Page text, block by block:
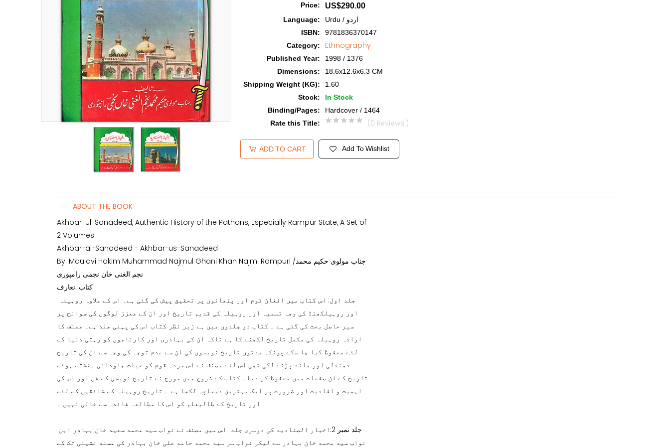
Price: US$290.00
Language:
Urdu / اردو
ISBN:
9781836370147
Category: Ethnography
Published Year:
1998 / 1376
Dimensions:
18.6x12.6x6.3 CM
Shipping Weight (KG):
1.60
Stock:
In Stock
Binding/Pages:
Hardcover / 1464
Rate this Title: (0 Reviews )
ADD TO CART Add To Wishlist
ABOUT THE BOOK
Akhbar-Ul-Sanadeed, Authentic History of the Pathans, Especially Rampur State, A Set of
2 Volumes
Akhbar-al-Sanadeed - Akhbar-us-Sanadeed
By: Maulavi Hakim Muhammad Najmul Ghani Khan Najmi Rampuri /جناب مولوی حکیم محمد
نجم الغنی خان نجمی رامپوری
کتاب: تعارف
اور روہیلکھنڈ کی وجہ تسمیہ اور روہیلہ کی قدیم تاریخ اور ان کے معزز لوگوں کی سوانح پر
سیر حاصل بحث کی گئی ہے ۔ کتاب دو جلدوں میں ہے زیر نظر کتاب اس کی پہلی جلد ہے۔ مصنف کا
ارادہ روہیلہ کی مکمل تاریخ لکھنے کا ہے تاکہ ان کی بہادری اور کارناموں کو رہتی دنیا کے
لئے محفوظ کیا جا سکے چونکہ مدتوں تاریخ نویسوں کی ان سے عدم توجہ کی وجہ سے ان کی تاریخ
دھندلی اور ماند پڑنے لگی تھی اس لئے مصنف نے اس مردہ قوم کو حیات جاودانی بخشتے ہوئے
تاریخ کے ان صفحات میں محفوظ کر دیا۔ کتاب کے شروع میں مورخ نے تاریخ نویسی کے فن اور اس کی
اہمیت و افادیت اور ضرورت پر ایک بہترین دیباچہ لکھا ہے ۔ تاریخ روہیلہ کے شائقین کے لئے
اور تاریخ کے طالبعلم کو اس کا مطالعہ فائدہ سے خالی نہیں ۔
نواب سید محمد خان بہادر سے لیکر نواب سر سید محمد حامد علی خان بہادر کی مسند نشینی تک کے